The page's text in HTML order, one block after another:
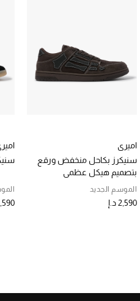
اميري
سنيكرز بكاحل منخفض ورقع
بتصميم هيكل عظمي
الموسم الجديد
2,590 د.إ 2,590